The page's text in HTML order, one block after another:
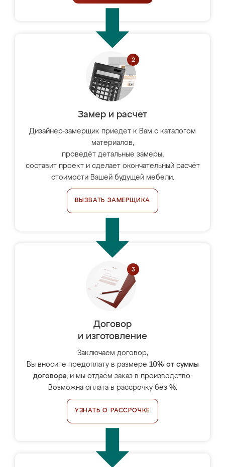
Замер и расчет
Дизайнер-замерщик приедет к Вам с каталогом
материалов,
проведёт детальные замеры,
составит проект и сделает окончательный расчёт
стоимости Вашей будущей мебели.
ВЫЗВАТЬ ЗАМЕРЩИКА
Договор
и изготовление
Заключаем договор,
Вы вносите предоплату в размере 10% от суммы
договора, и мы отдаём заказ в производство.
Возможна оплата в рассрочку без %.
УЗНАТЬ О РАССРОЧКЕ